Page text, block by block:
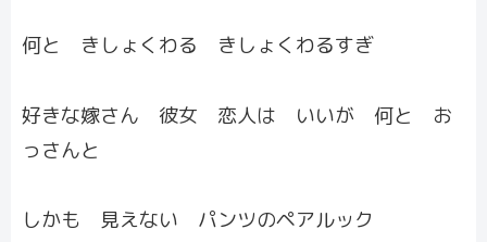
何と きしょくわる きしょくわるすぎ
好きな嫁さん 彼女 恋人は いいが 何と お
っさんと
しかも 見えない パンツのペアルック